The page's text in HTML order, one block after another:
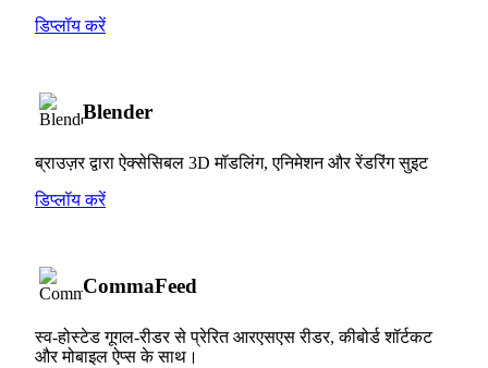
डिप्लॉय करें
Blender
ब्राउज़र द्वारा ऐक्सेसिबल 3D मॉडलिंग, एनिमेशन और रेंडरिंग सुइट
डिप्लॉय करें
CommaFeed
स्व-होस्टेड गूगल-रीडर से प्रेरित आरएसएस रीडर, कीबोर्ड शॉर्टकट
और मोबाइल ऐप्स के साथ।